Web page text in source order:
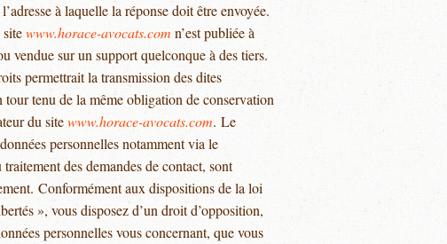
à laquelle la réponse doit être envoyée.
www.horace-avocats.comn’est publiée à
vendue sur un support quelconque à des tiers.
permettrait la transmission des dites
tenu de la même obligation de conservation
du sitewww.horace-avocats.com. Le
personnelles notamment via le
des demandes de contact, sont
Conformément aux dispositions de la loi
», vous disposez d’un droit d’opposition,
personnelles vous concernant, que vous